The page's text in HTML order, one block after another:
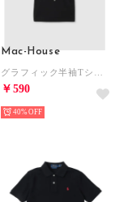
Mac-House
￥590
40%